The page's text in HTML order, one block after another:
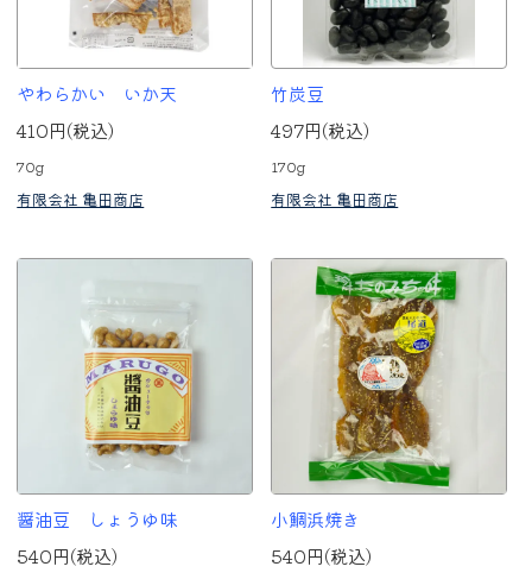
やわらかい いか天
410円(税込)
70g
有限会社 亀田商店
竹炭豆
497円(税込)
170g
有限会社 亀田商店
醤油豆 しょうゆ味
540円(税込)
小鯛浜焼き
540円(税込)